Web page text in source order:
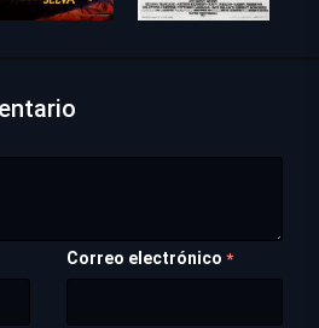
Correo electrónico *